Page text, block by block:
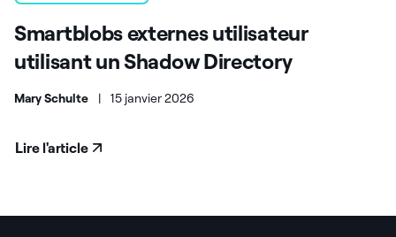
Smartblobs externes utilisateur
utilisant un Shadow Directory
Mary Schulte | 15 janvier 2026
Lire l'article